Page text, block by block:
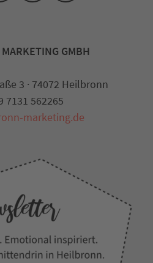
GMBH
3 · 74072 Heilbronn
7131 562265
marketing.de